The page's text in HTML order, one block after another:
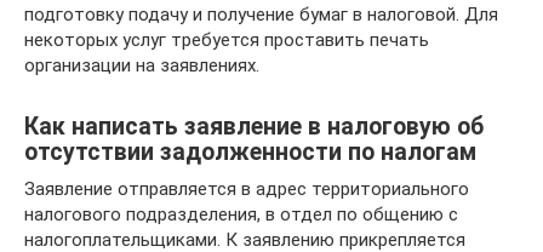
подготовку подачу и получение бумаг в налоговой. Для
некоторых услуг требуется проставить печать
организации на заявлениях.
Как написать заявление в налоговую об
отсутствии задолженности по налогам
Заявление отправляется в адрес территориального
налогового подразделения, в отдел по общению с
налогоплательщиками. К заявлению прикрепляется